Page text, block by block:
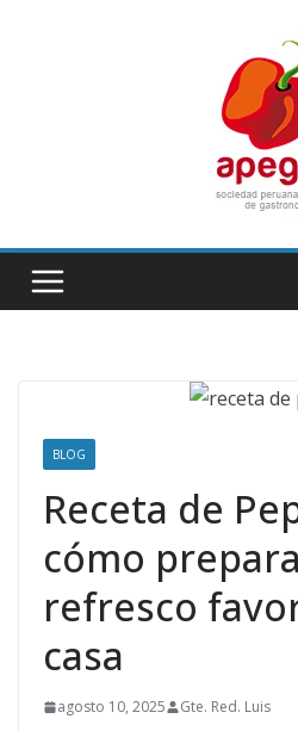
BLOG
Receta de
cómo
refresco
casa
agosto 10, 2025 Gte. Red. Luis